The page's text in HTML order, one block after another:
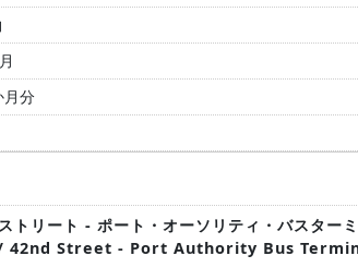
月分
トリート - ポート・オーソリティ・バスター
42nd Street - Port Authority Bus